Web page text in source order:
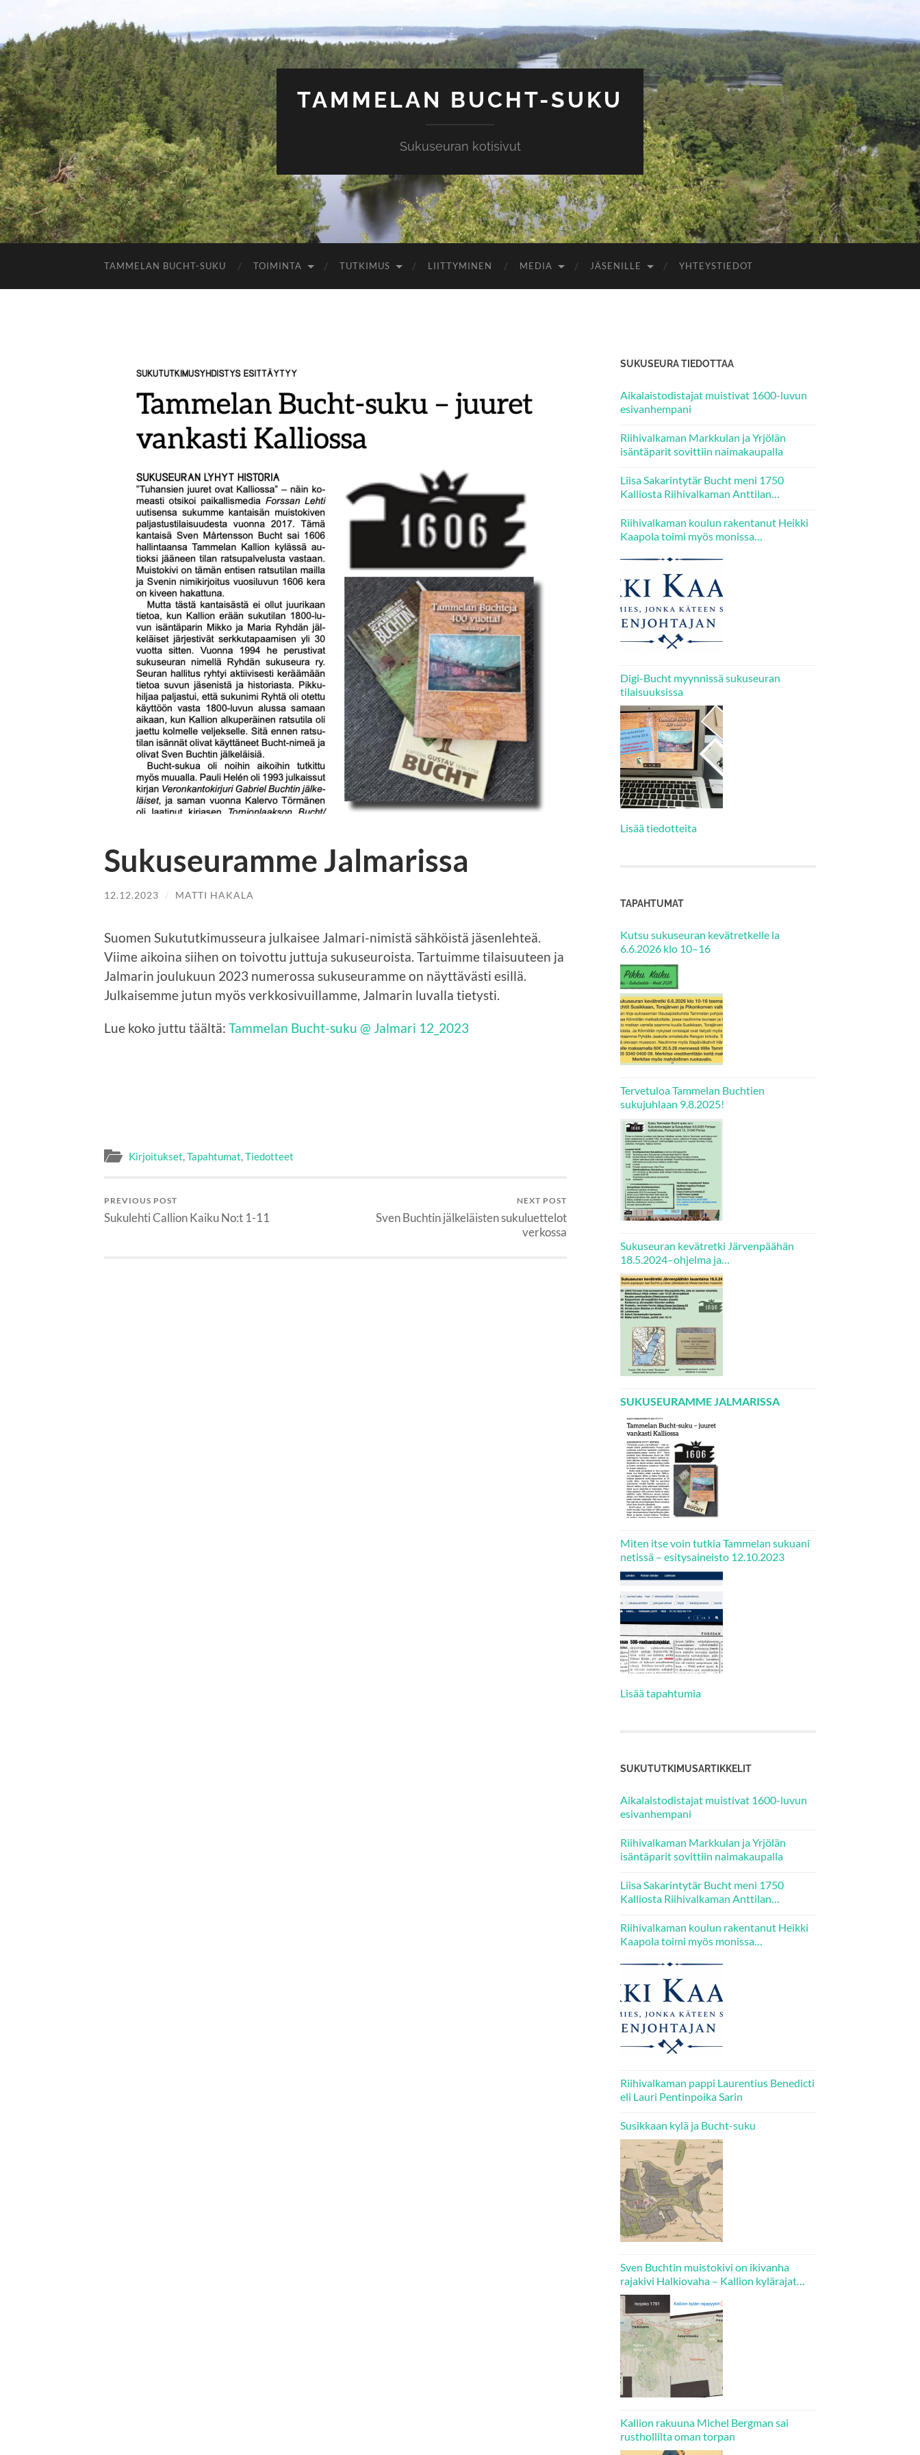
TAMMELAN BUCHT-SUKU
Sukuseuran kotisivut
TAMMELAN BUCHT-SUKU TOIMINTA TUTKIMUS LIITTYMINEN MEDIA JÄSENILLE YHTEYSTIEDOT
Sukuseuramme Jalmarissa
12.12.2023 / MATTI HAKALA
Suomen Sukututkimusseura julkaisee Jalmari-nimistä sähköistä jäsenlehteä.
Viime aikoina siihen on toivottu juttuja sukuseuroista. Tartuimme tilaisuuteen ja
Jalmarin joulukuun 2023 numerossa sukuseuramme on näyttävästi esillä.
Julkaisemme jutun myös verkkosivuillamme, Jalmarin luvalla tietysti.
Lue koko juttu täältä: Tammelan Bucht-suku @ Jalmari 12_2023
Kirjoitukset,Tapahtumat,Tiedotteet
PREVIOUS POST
Sukulehti Callion Kaiku No:t 1-11
NEXT POST
Sven Buchtin jälkeläisten sukuluettelot
verkossa
SUKUSEURA TIEDOTTAA
Aikalaistodistajat muistivat 1600-luvun
esivanhempani
Riihivalkaman Markkulan ja Yrjölän
isäntäparit sovittiin naimakaupalla
Liisa Sakarintytär Bucht meni 1750
Kalliosta Riihivalkaman Anttilan
puolestaan Kallion Jaakkolan veljesten
puolisoiksi.
Riihivalkaman koulun rakentanut Heikki
Kaapola toimi myös monissa
Digi-Bucht myynnissä sukuseuran
tilaisuuksissa
Lisää tiedotteita
TAPAHTUMAT
Kutsu sukuseuran kevätretkelle la
6.6.2026 ­klo 10–16
Tervetuloa Tammelan Buchtien
sukujuhlaan 9.8.2025!
Sukuseuran kevätretki Järvenpäähän
18.5.2024–ohjelma ja
ilmoittautumisohjeet
SUKUSEURAMME JALMARISSA
Miten itse voin tutkia Tammelan sukuani
netissä – esitysaineisto 12.10.2023
Lisää tapahtumia
SUKUTUTKIMUSARTIKKELIT
Aikalaistodistajat muistivat 1600-luvun
esivanhempani
Riihivalkaman Markkulan ja Yrjölän
isäntäparit sovittiin naimakaupalla
Liisa Sakarintytär Bucht meni 1750
Kalliosta Riihivalkaman Anttilan
puolestaan Kallion Jaakkolan veljesten
puolisoiksi.
Riihivalkaman koulun rakentanut Heikki
Kaapola toimi myös monissa
Riihivalkaman pappi Laurentius Benedicti
eli Lauri Pentinpoika Sarin
Susikkaan kylä ja Bucht-suku
Sven Buchtin muistokivi on ikivanha
rajakivi Halkiovaha – Kallion kylärajat
tarkistettiin isojaossa 1780-luvulla
Kallion rakuuna Michel Bergman sai
rusthollilta oman torpan